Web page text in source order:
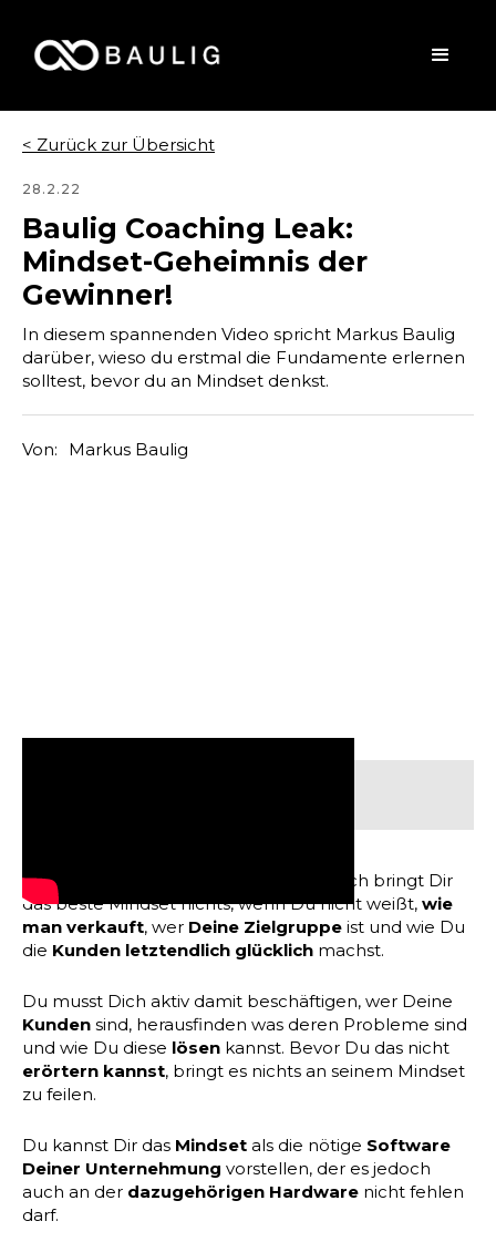
< Zurück zur Übersicht
28.2.22
Baulig Coaching Leak:
Mindset-Geheimnis der
Gewinner!
In diesem spannenden Video spricht Markus Baulig
darüber, wieso du erstmal die Fundamente erlernen
solltest, bevor du an Mindset denkst.
Von: Markus Baulig
Mindset ist wichtig – keine Frage – jedoch bringt Dir
das beste Mindset nichts, wenn Du nicht weißt, wie
man verkauft, wer Deine Zielgruppe ist und wie Du
die Kunden letztendlich glücklich machst.
Du musst Dich aktiv damit beschäftigen, wer Deine
Kunden sind, herausfinden was deren Probleme sind
und wie Du diese lösen kannst. Bevor Du das nicht
erörtern kannst, bringt es nichts an seinem Mindset
zu feilen.
Du kannst Dir das Mindset als die nötige Software
Deiner Unternehmung vorstellen, der es jedoch
auch an der dazugehörigen Hardware nicht fehlen
darf.